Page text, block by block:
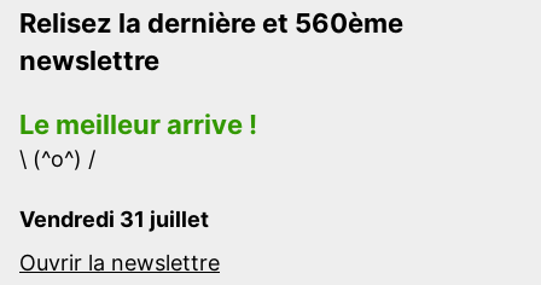
Relisez la dernière et 560ème
newslettre
Le meilleur arrive !
\ (^o^) /
Vendredi 31 juillet
Ouvrir la newslettre